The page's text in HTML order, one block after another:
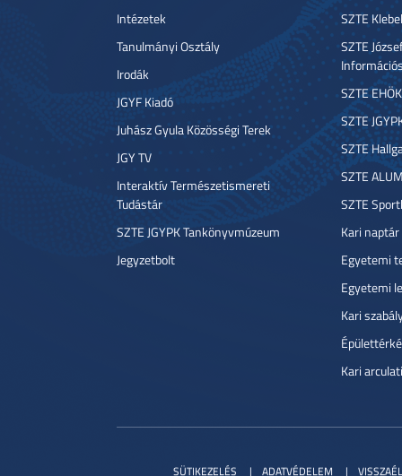
Intézetek
Tanulmányi Osztály
Irodák
JGYF Kiadó
Juhász Gyula Közösségi Terek
JGY TV
Interaktív Természetismereti
Tudástár
SZTE JGYPK Tankönyvmúzeum
Jegyzetbolt
SZTE
SZTE
SZTE EHÖK
SZTE
SZTE
SZTE
SZTE
Kari naptár
Egyetemi
Egyetemi
Kari
Kari
SÜTIKEZELÉS ADATVÉDELEM